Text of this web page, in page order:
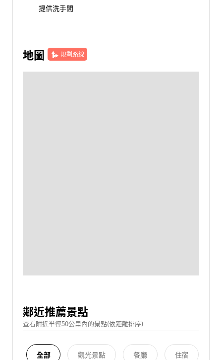
提供洗手間
地圖 規劃路線
鄰近推薦景點
查看附近半徑50公里內的景點(依距離排序)
全部 觀光景點 餐廳 住宿